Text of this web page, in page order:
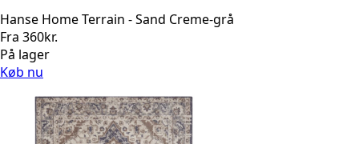
Hanse Home Terrain - Sand Creme-grå
Fra 360kr.
På lager
Køb nu